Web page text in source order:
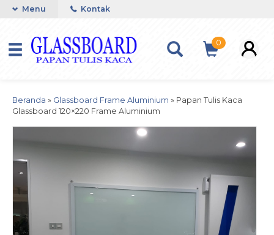
Menu Kontak
0
Beranda » Glassboard Frame Aluminium » Papan Tulis Kaca
Glassboard 120×220 Frame Aluminium